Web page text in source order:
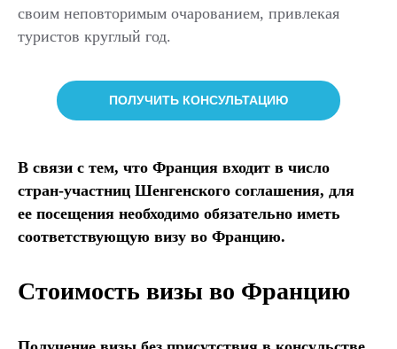
своим неповторимым очарованием, привлекая
туристов круглый год.
ПОЛУЧИТЬ КОНСУЛЬТАЦИЮ
В связи с тем, что Франция входит в число
стран-участниц Шенгенского соглашения, для
ее посещения необходимо обязательно иметь
соответствующую визу во Францию.
Стоимость визы во Францию